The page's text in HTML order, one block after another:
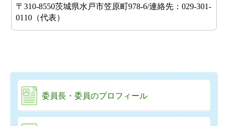
〒310-8550茨城県水戸市笠原町978-6/連絡先：029-301-
0110（代表）
委員長・委員のプロフィール